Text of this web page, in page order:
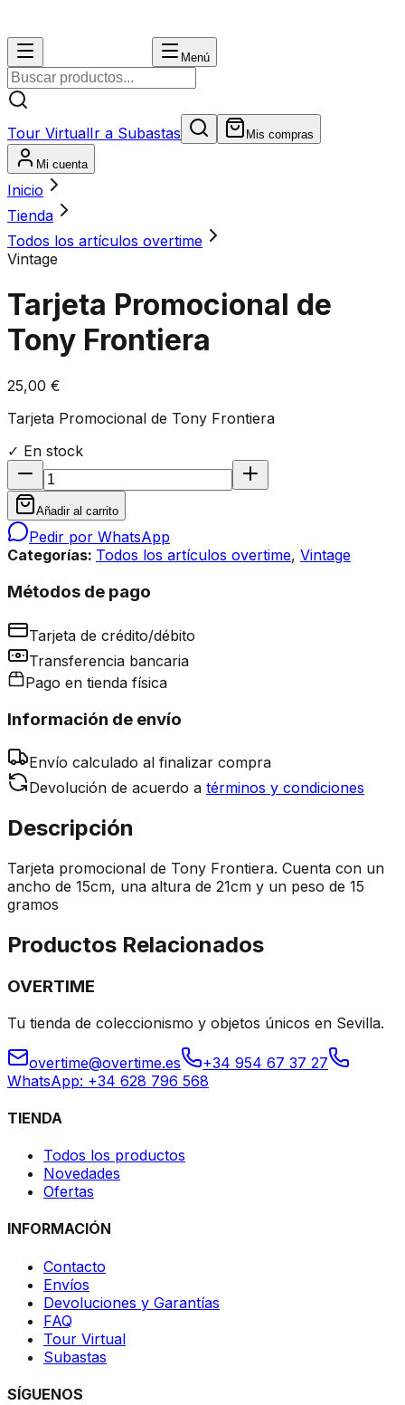
Menú
Tour VirtualIr a Subastas Mis compras
Mi cuenta
Inicio
Tienda
Todos los artículos overtime
Vintage
Tarjeta Promocional de
Tony Frontiera
25,00 €
Tarjeta Promocional de Tony Frontiera
✓ En stock
Añadir al carrito
Pedir por WhatsApp
Categorías: Todos los artículos overtime, Vintage
Métodos de pago
Tarjeta de crédito/débito
Transferencia bancaria
Pago en tienda física
Información de envío
Envío calculado al finalizar compra
Devolución de acuerdo a términos y condiciones
Descripción
Tarjeta promocional de Tony Frontiera. Cuenta con un
ancho de 15cm, una altura de 21cm y un peso de 15
gramos
Productos Relacionados
OVERTIME
Tu tienda de coleccionismo y objetos únicos en Sevilla.
overtime@overtime.es
+34 954 67 37 27
WhatsApp: +34 628 796 568
TIENDA
Todos los productos
Novedades
Ofertas
INFORMACIÓN
Contacto
Envíos
Devoluciones y Garantías
FAQ
Tour Virtual
Subastas
SÍGUENOS